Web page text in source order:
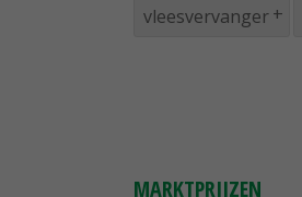
vleesvervanger
MARKTPRIJZEN